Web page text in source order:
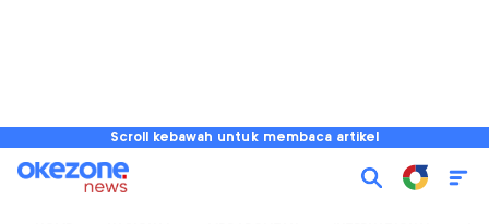
Scroll kebawah untuk membaca artikel